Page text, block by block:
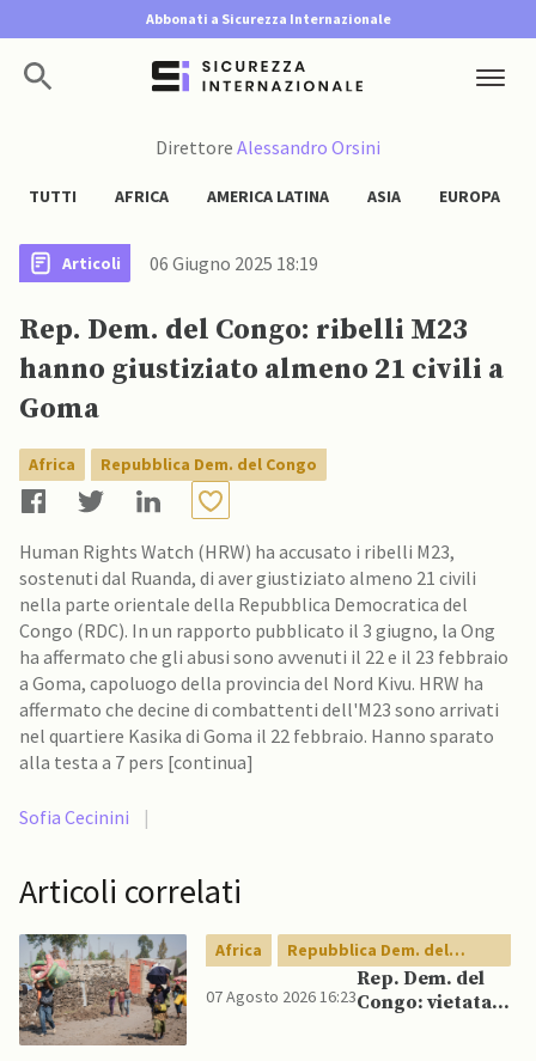
Abbonati a Sicurezza Internazionale
Direttore Alessandro Orsini
TUTTI AFRICA AMERICA LATINA ASIA EUROPA
Articoli 06 Giugno 2025 18:19
Rep. Dem. del Congo: ribelli M23
hanno giustiziato almeno 21 civili a
Goma
Africa Repubblica Dem. del Congo
Human Rights Watch (HRW) ha accusato i ribelli M23,
sostenuti dal Ruanda, di aver giustiziato almeno 21 civili
nella parte orientale della Repubblica Democratica del
Congo (RDC). In un rapporto pubblicato il 3 giugno, la Ong
ha affermato che gli abusi sono avvenuti il ​​22 e il 23 febbraio
a Goma, capoluogo della provincia del Nord Kivu. HRW ha
affermato che decine di combattenti dell'M23 sono arrivati ​​
nel quartiere Kasika di Goma il 22 febbraio. Hanno sparato
alla testa a 7 pers [continua]
Sofia Cecinini |
Articoli correlati
Africa
Repubblica Dem. del
Congo
07 Agosto 2026 16:23
Rep. Dem. del
Congo: vietata